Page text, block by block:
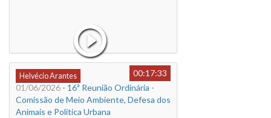
Helvécio Arantes
00:17:33
01/06/2026 - 16ª Reunião Ordinária -
Comissão de Meio Ambiente, Defesa dos
Animais e Política Urbana